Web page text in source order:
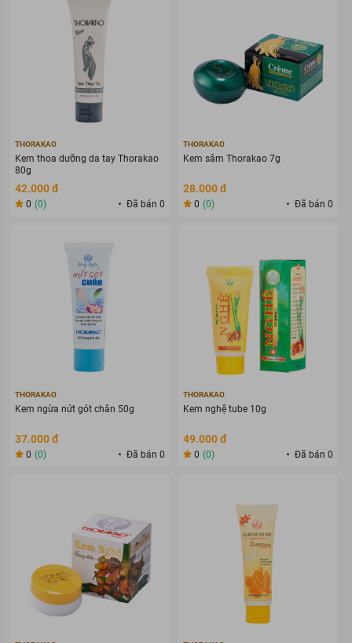
THORAKAO
Kem thoa dưỡng da tay Thorakao
80g
42.000 đ
0 (0) Đã bán 0
THORAKAO
Kem sâm Thorakao 7g
28.000 đ
0 (0) Đã bán 0
THORAKAO
Kem ngừa nứt gót chân 50g
37.000 đ
0 (0) Đã bán 0
THORAKAO
Kem nghệ tube 10g
49.000 đ
0 (0) Đã bán 0